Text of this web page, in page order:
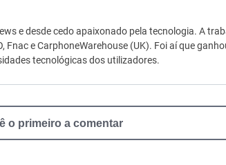
que procuro
e desde cedo apaixonado pela tecnologia. A
Fnac e CarphoneWarehouse (UK). Foi aí que
tecnológicas dos utilizadores.
o primeiro a comentar